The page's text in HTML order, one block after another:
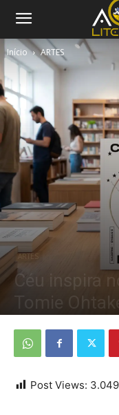
Início ARTES
ARTES
Céu inspira
Tomie
Post Views: 3.049